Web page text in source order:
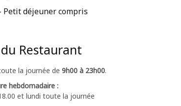
Petit déjeuner compris
Restaurant
la journée de 9h00 à 23h00.
hebdomadaire :
et lundi toute la journée